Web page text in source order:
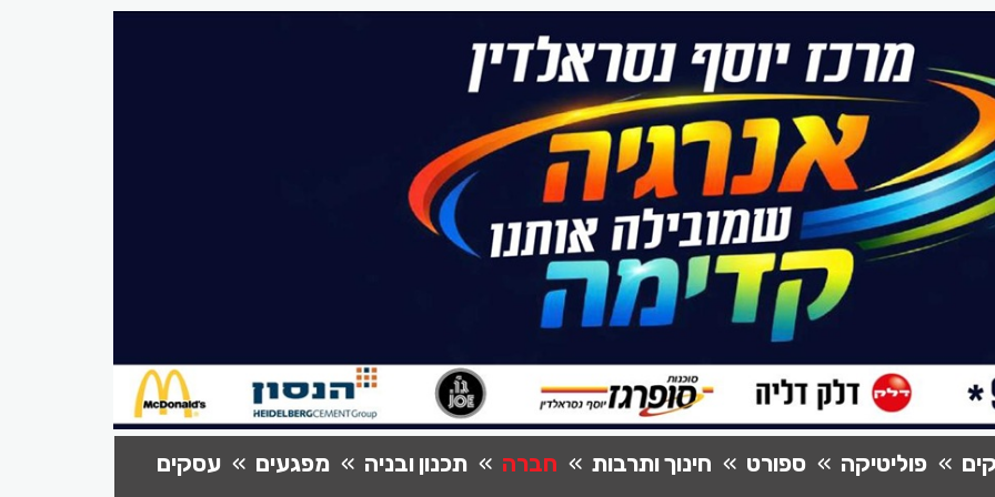
פוליטיקה ספורט חינוך ותרבות חברה תכנון ובניה מפגעים עסקים